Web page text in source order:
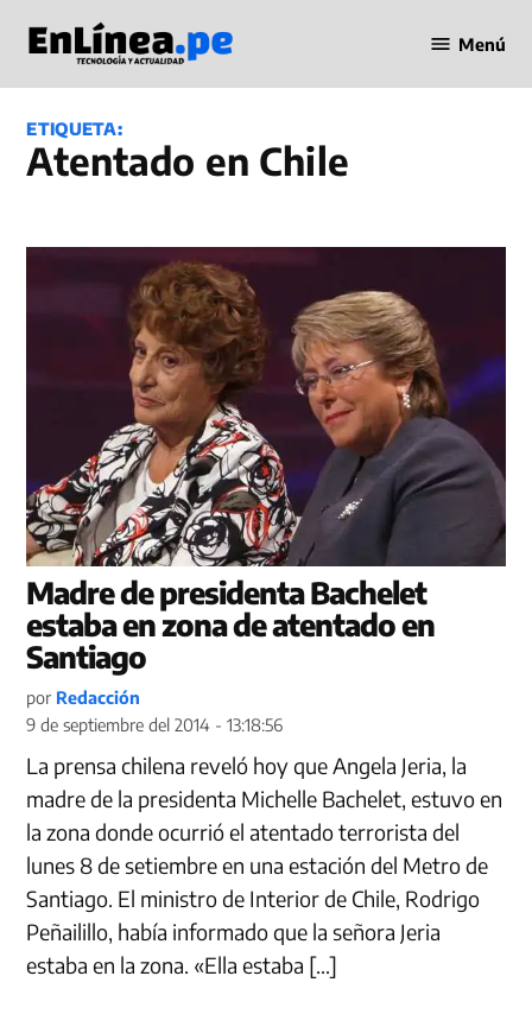
contenido
en Línea
Menú
ETIQUETA:
Atentado en Chile
Madre de presidenta Bachelet
estaba en zona de atentado en
Santiago
por Redacción
9 de septiembre del 2014 - 13:18:56
La prensa chilena reveló hoy que Angela Jeria, la
madre de la presidenta Michelle Bachelet, estuvo en
la zona donde ocurrió el atentado terrorista del
lunes 8 de setiembre en una estación del Metro de
Santiago. El ministro de Interior de Chile, Rodrigo
Peñailillo, había informado que la señora Jeria
estaba en la zona. «Ella estaba […]